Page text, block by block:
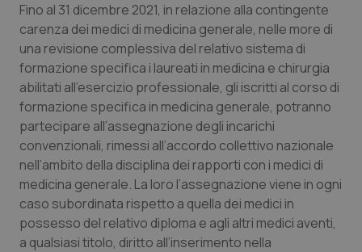
Oncologia & Nutrizione
Psoriasi & pelle
Quotidiano Cardiologia
Quotidiano Chirurgia
Quotidiano Oncologia
Quotidiano Pediatria
Fino al 31 dicembre 2021, in relazione alla contingente
carenza dei medici di medicina generale, nelle more di
una revisione complessiva del relativo sistema di
formazione specifica i laureati in medicina e chirurgia
abilitati all’esercizio professionale, gli iscritti al corso di
formazione specifica in medicina generale, potranno
partecipare all’assegnazione degli incarichi
convenzionali, rimessi all’accordo collettivo nazionale
nell’ambito della disciplina dei rapporti con i medici di
medicina generale. La loro l’assegnazione viene in ogni
caso subordinata rispetto a quella dei medici in
possesso del relativo diploma e agli altri medici aventi,
a qualsiasi titolo, diritto all’inserimento nella